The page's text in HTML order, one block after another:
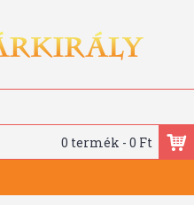
0 termék - 0 Ft